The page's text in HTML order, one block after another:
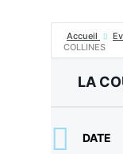
s'ouvre
une
mail
s'ouvre
dans
Accueil
COLLINES
LA
DATE